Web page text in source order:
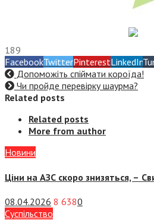
189
FacebookTwitterPinterestLinkedIn
Допоможіть спіймати короїда!
Чи пройде перевірку шаурма?
Related posts
Related posts
More from author
Новини
Ціни на АЗС скоро знизяться, –
08.04.2026 8 6380
Суспiльство